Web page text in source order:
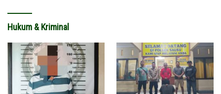
Hukum & Kriminal